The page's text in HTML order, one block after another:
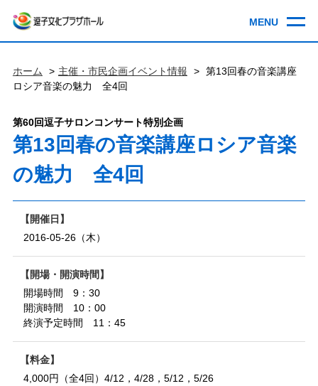
ホーム 主催・市民企画イベント情報
第13回春の音楽講座
ロシア音楽の魅力 全4回
第60回逗子サロンコンサート特別企画
第13回春の音楽講座ロシア音楽
の魅力 全4回
開催日
2016-05-26（木）
開場・開演時間
開場時間 9：30
開演時間 10：00
終演予定時間 11：45
料金
4,000円（全4回）4/12，4/28，5/12，5/26